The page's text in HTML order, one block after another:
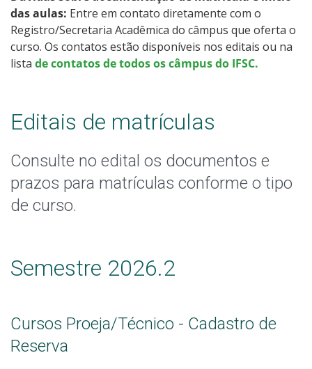
Resultados Vagas Remanescentes
Calendário de inscrições
Cotas
Orientações para Matrícula
Vagas em Regime Especial
das aulas: Entre em contato diretamente com o
Registro/Secretaria Acadêmica do câmpus que oferta o
curso. Os contatos estão disponíveis nos editais ou na
lista de contatos de todos os câmpus do IFSC.
Editais de matrículas
Consulte no edital os documentos e
prazos para matrículas conforme o tipo
de curso.
Semestre 2026.2
Cursos Proeja/Técnico - Cadastro de
Reserva